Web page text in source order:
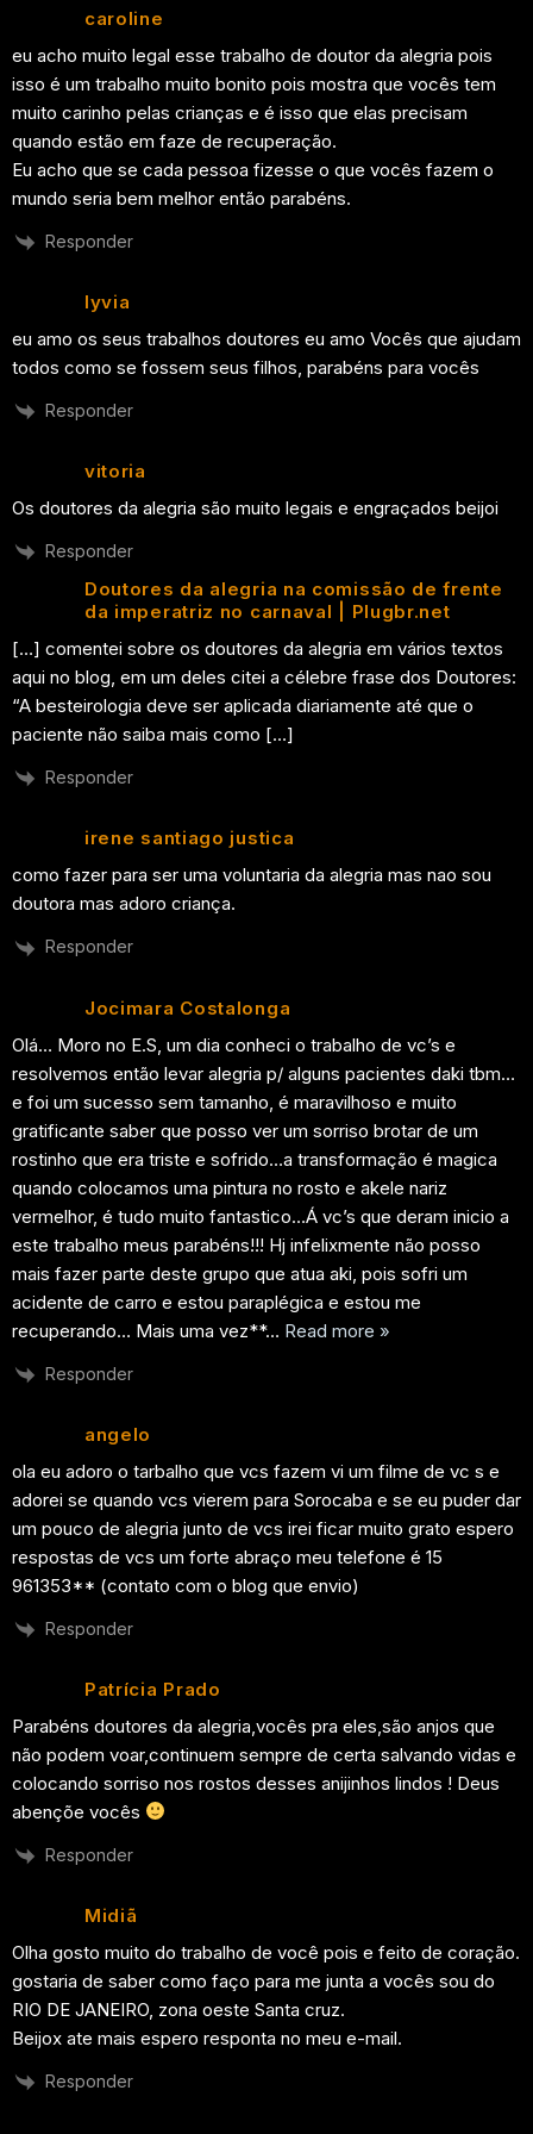
caroline
eu acho muito legal esse trabalho de doutor da alegria pois
isso é um trabalho muito bonito pois mostra que vocês tem
muito carinho pelas crianças e é isso que elas precisam
quando estão em faze de recuperação.
Eu acho que se cada pessoa fizesse o que vocês fazem o
mundo seria bem melhor então parabéns.
Responder
lyvia
eu amo os seus trabalhos doutores eu amo Vocês que ajudam
todos como se fossem seus filhos, parabéns para vocês
Responder
vitoria
Os doutores da alegria são muito legais e engraçados beijoi
Responder
Doutores da alegria na comissão de frente
da imperatriz no carnaval | Plugbr.net
[…] comentei sobre os doutores da alegria em vários textos
aqui no blog, em um deles citei a célebre frase dos Doutores:
“A besteirologia deve ser aplicada diariamente até que o
paciente não saiba mais como […]
Responder
irene santiago justica
como fazer para ser uma voluntaria da alegria mas nao sou
doutora mas adoro criança.
Responder
Jocimara Costalonga
Olá… Moro no E.S, um dia conheci o trabalho de vc’s e
resolvemos então levar alegria p/ alguns pacientes daki tbm…
e foi um sucesso sem tamanho, é maravilhoso e muito
gratificante saber que posso ver um sorriso brotar de um
rostinho que era triste e sofrido…a transformação é magica
quando colocamos uma pintura no rosto e akele nariz
vermelhor, é tudo muito fantastico…Á vc’s que deram inicio a
este trabalho meus parabéns!!! Hj infelixmente não posso
mais fazer parte deste grupo que atua aki, pois sofri um
acidente de carro e estou paraplégica e estou me
recuperando… Mais uma vez**… Read more »
Responder
angelo
ola eu adoro o tarbalho que vcs fazem vi um filme de vc s e
adorei se quando vcs vierem para Sorocaba e se eu puder dar
um pouco de alegria junto de vcs irei ficar muito grato espero
respostas de vcs um forte abraço meu telefone é 15
961353** (contato com o blog que envio)
Responder
Patrícia Prado
Parabéns doutores da alegria,vocês pra eles,são anjos que
não podem voar,continuem sempre de certa salvando vidas e
colocando sorriso nos rostos desses anijinhos lindos ! Deus
abençõe vocês
Responder
Midiã
Olha gosto muito do trabalho de você pois e feito de coração.
gostaria de saber como faço para me junta a vocês sou do
RIO DE JANEIRO, zona oeste Santa cruz.
Beijox ate mais espero responta no meu e-mail.
Responder